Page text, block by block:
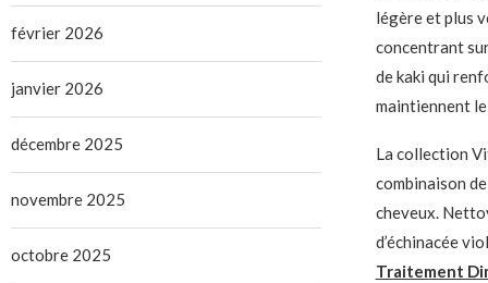
légère et plus
concentrant
de kaki qui
maintiennent
La collection
combinaison
cheveux.
d’échinacée
Traitement
février 2026
janvier 2026
décembre 2025
novembre 2025
octobre 2025